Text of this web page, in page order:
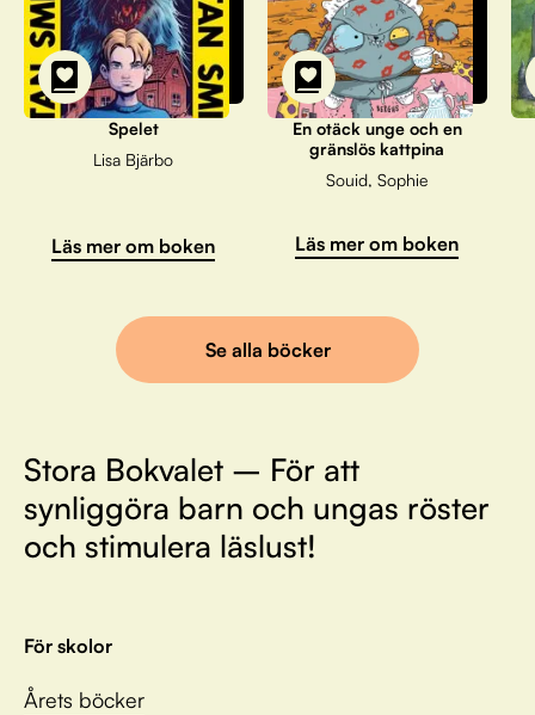
Spelet
Lisa Bjärbo
Läs mer om boken
En otäck unge och en
gränslös kattpina
Souid, Sophie
Läs mer om boken
Se alla böcker
Stora Bokvalet – För att
synliggöra barn och ungas röster
och stimulera läslust!
För skolor
Årets böcker